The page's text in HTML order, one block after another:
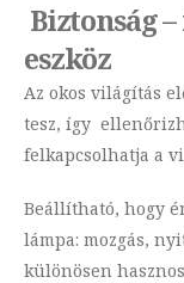
Biztonság
eszköz
Az okos világítás
tesz, így
felkapcsolhatja a
Beállítható, hogy
lámpa: mozgás,
különösen